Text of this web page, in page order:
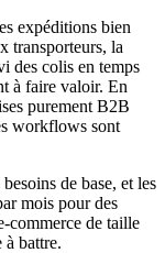
expéditions bien
transporteurs, la
des colis en temps
à faire valoir. En
purement B2B
workflows sont
de base, et les
mois pour des
commerce de taille
battre.